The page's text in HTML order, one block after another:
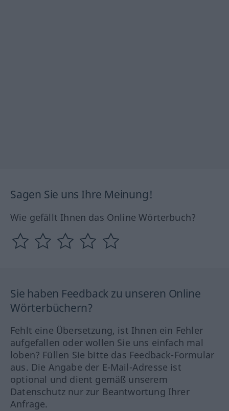
Sagen Sie uns Ihre Meinung!
Wie gefällt Ihnen das Online Wörterbuch?
Sie haben Feedback zu unseren Online
Wörterbüchern?
Fehlt eine Übersetzung, ist Ihnen ein Fehler
aufgefallen oder wollen Sie uns einfach mal
loben? Füllen Sie bitte das Feedback-Formular
aus. Die Angabe der E-Mail-Adresse ist
optional und dient gemäß unserem
Datenschutz nur zur Beantwortung Ihrer
Anfrage.